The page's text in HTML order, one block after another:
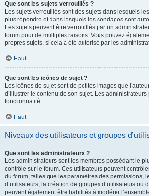
Que sont les sujets verrouillés ?
Les sujets verrouillés sont des sujets dans lesquels
plus répondre et dans lesquels les sondages sont
Les sujets peuvent être verrouillés par un
forum pour de multiples raisons. Vous pouvez
propres sujets, si cela a été autorisé par les
Haut
Que sont les icônes de sujet ?
Les icônes de sujet sont de petites images que
d’illustrer le contenu de son sujet. Les administrateurs
fonctionnalité.
Haut
Niveaux des utilisateurs et groupes
Que sont les administrateurs ?
Les administrateurs sont les membres possédant le
contrôle sur le forum. Ces utilisateurs peuvent
du forum, telles que les paramètres des permissions,
d’utilisateurs, la création de groupes d’utilisateurs ou
peuvent également être habilités à modérer